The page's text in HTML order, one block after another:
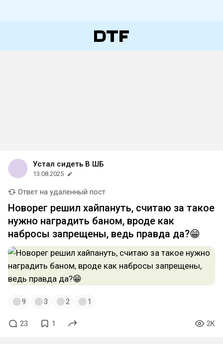
Устал сидеть В ШБ
13.08.2025
Ответ на удаленный пост
Новорег решил хайпануть, считаю за такое
нужно наградить баном, вроде как
набросы запрещены, ведь правда да?😁
9 3 2 1
23 1 2K